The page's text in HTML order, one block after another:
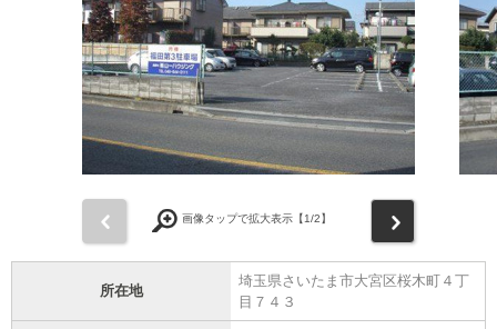
画像タップで拡大表示【1/2】
所在地
埼玉県さいたま市大宮区桜木町４丁
目７４３